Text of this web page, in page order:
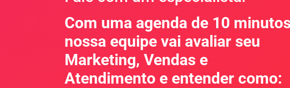
Com uma agenda de 10
nossa equipe vai avaliar seu
Marketing, Vendas e
Atendimento e entender como: